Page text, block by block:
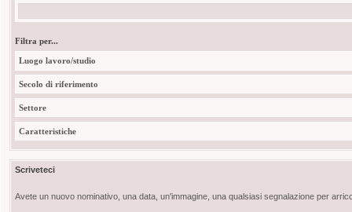
Filtra per...
Luogo lavoro/studio
Secolo di riferimento
Settore
Caratteristiche
Scriveteci
Avete un nuovo nominativo, una data, un'immagine, una qualsiasi segnalazione per